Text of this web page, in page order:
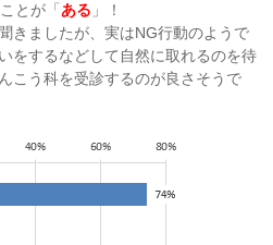
とが「 ある 」！
きましたが、実はNG行動のようで
をするなどして自然に取れるのを待
こう科を受診するのが良さそうで